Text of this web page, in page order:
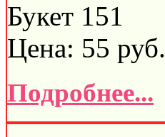
Букет 151
Цена: 55 руб.
Подробнее...